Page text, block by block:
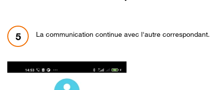
5 La communication continue avec l'autre correspondant.